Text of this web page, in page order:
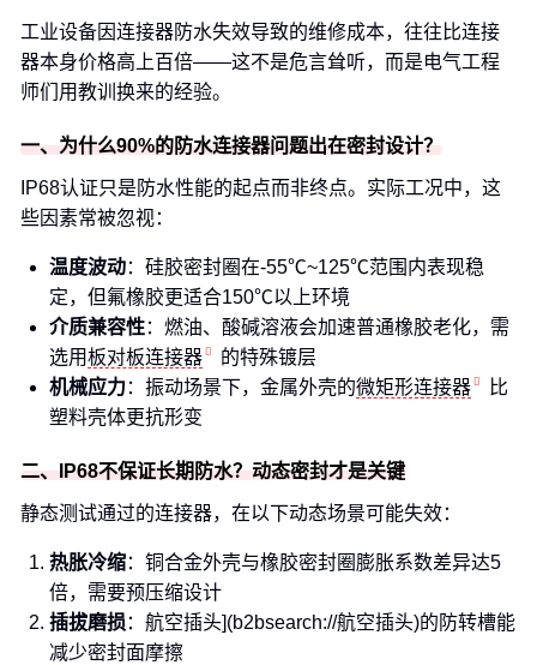
工业设备因连接器防水失效导致的维修成本，往往比连接
器本身价格高上百倍——这不是危言耸听，而是电气工程
师们用教训换来的经验。
一、为什么90%的防水连接器问题出在密封设计？
IP68认证只是防水性能的起点而非终点。实际工况中，这
些因素常被忽视：
温度波动：硅胶密封圈在-55℃~125℃范围内表现稳
定，但氟橡胶更适合150℃以上环境
介质兼容性：燃油、酸碱溶液会加速普通橡胶老化，需
选用板对板连接器
的特殊镀层
机械应力：振动场景下，金属外壳的微矩形连接器
比
塑料壳体更抗形变
二、IP68不保证长期防水？动态密封才是关键
静态测试通过的连接器，在以下动态场景可能失效：
热胀冷缩：铜合金外壳与橡胶密封圈膨胀系数差异达5
倍，需要预压缩设计
插拔磨损 ：航空插头](b2bsearch://航空插头)的防转槽能
减少密封面摩擦